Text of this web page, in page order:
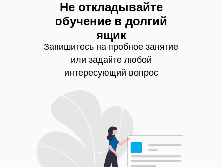
Не откладывайте
обучение в долгий
ящик
Запишитесь на пробное занятие
или задайте любой
интересующий вопрос